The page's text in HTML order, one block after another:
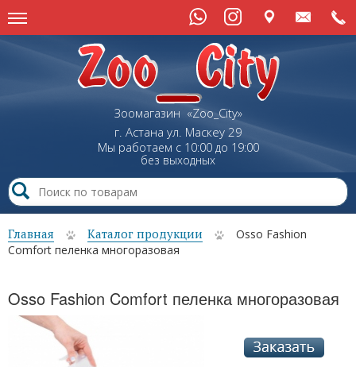
Зоомагазин «Zoo_City»
г. Астана ул. Маскеу29
Мы работаем с 10:00 до 19:00
без выходных
Главная Каталог продукции
Osso Fashion
Comfort пеленка многоразовая
Osso Fashion Comfort пеленка многоразовая